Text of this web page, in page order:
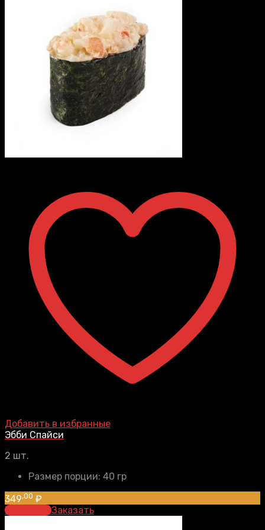
Добавить в избранные
Эбби Спайси
2 шт.
Размер порции: 40 гр
349,00 ₽
В корзинуЗаказать